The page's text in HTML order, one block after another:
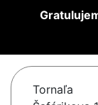
Tornaľa